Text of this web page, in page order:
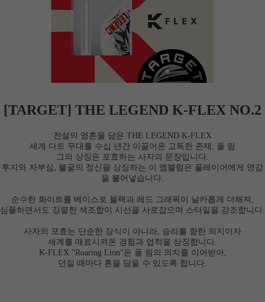
[TARGET] THE LEGEND K-FLEX NO.2
전설의 영혼을 담은 THE LEGEND K-FLEX
세계 다트 무대를 수십 년간 이끌어온 고독한 존재, 폴 림
그의 상징은 포효하는 사자의 문장입니다.
투지와 자부심, 불굴의 정신을 상징하는 이 엠블럼은 플레이어에게 영감
을 불어넣습니다.
순수한 화이트를 베이스로 블랙과 레드 그래픽이 날카롭게 더해져,
심플하면서도 강렬한 색조합이 시선을 사로잡으며 스타일을 강조합니다.
사자의 포효는 단순한 장식이 아니라, 승리를 향한 의지이자
세계를 매료시켜온 경험과 업적을 상징합니다.
K-FLEX "Roaring Lion"은 폴 림의 의지를 이어받아,
던질 때마다 혼을 담을 수 있도록 합니다.